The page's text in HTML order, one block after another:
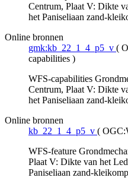
Centrum, Plaat V: Dikte
het Paniseliaan zand-
Online bronnen
gmk:kb_22_1_4_p5_v (
capabilities )
WFS-capabilities
Centrum, Plaat V: Dikte
het Paniseliaan zand-
Online bronnen
kb_22_1_4_p5_v (
WFS-feature
Plaat V: Dikte van het
Paniseliaan zand-